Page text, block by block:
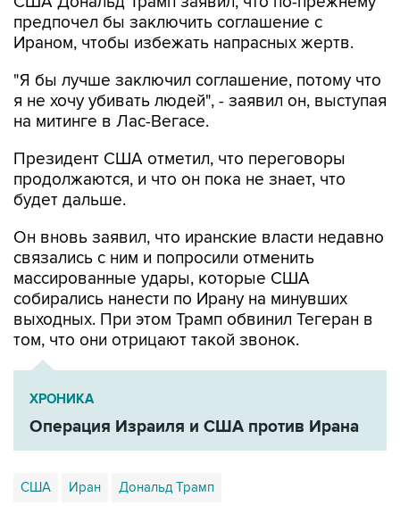
предпочел бы заключить соглашение с
Ираном, чтобы избежать напрасных жертв.
"Я бы лучше заключил соглашение, потому что
я не хочу убивать людей", - заявил он, выступая
на митинге в Лас-Вегасе.
Президент США отметил, что переговоры
продолжаются, и что он пока не знает, что
будет дальше.
Он вновь заявил, что иранские власти недавно
связались с ним и попросили отменить
массированные удары, которые США
собирались нанести по Ирану на минувших
выходных. При этом Трамп обвинил Тегеран в
том, что они отрицают такой звонок.
ХРОНИКА
Операция Израиля и США против Ирана
США Иран Дональд Трамп